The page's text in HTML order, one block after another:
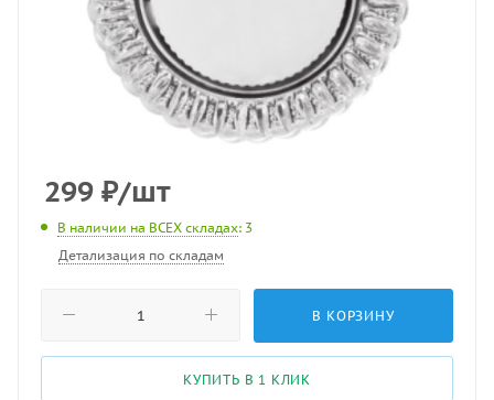
299 ₽/шт
В наличии на ВСЕХ складах: 3
Детализация по складам
В КОРЗИНУ
КУПИТЬ В 1 КЛИК